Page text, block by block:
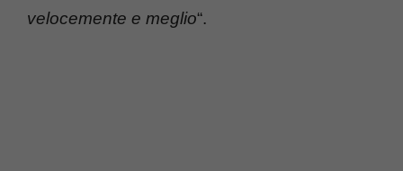
velocemente e meglio“.